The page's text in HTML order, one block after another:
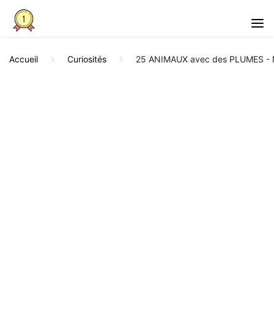
Accueil Curiosités 25 ANIMAUX avec des PLUMES